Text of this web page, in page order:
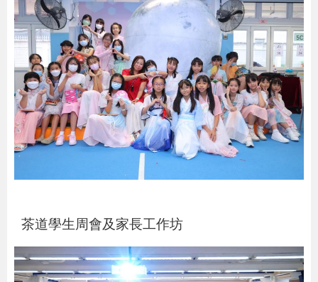
茶道學生周會及家長工作坊